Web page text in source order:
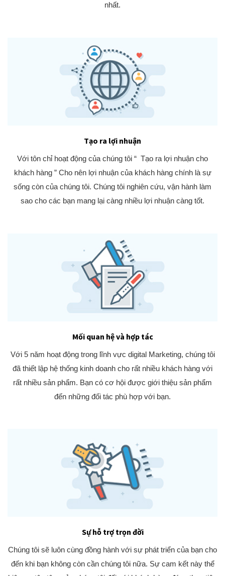
nhất.
Tạo ra lợi nhuận
Với tôn chỉ hoạt động của chúng tôi “ Tạo ra lợi nhuận cho
khách hàng ” Cho nên lợi nhuận của khách hàng chính là sự
sống còn của chúng tôi. Chúng tôi nghiên cứu, vận hành làm
sao cho các bạn mang lại càng nhiều lợi nhuận càng tốt.
Mối quan hệ và hợp tác
Với 5 năm hoạt động trong lĩnh vực digital Marketing, chúng tôi
đã thiết lập hệ thống kinh doanh cho rất nhiều khách hàng với
rất nhiều sản phẩm. Bạn có cơ hội được giới thiệu sản phẩm
đến những đối tác phù hợp với bạn.
Sự hỗ trợ trọn đời
Chúng tôi sẽ luôn cùng đồng hành với sự phát triển của bạn cho
đến khi bạn không còn cần chúng tôi nữa. Sự cam kết này thể